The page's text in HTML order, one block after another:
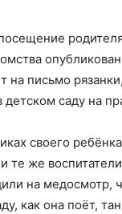
на письмо
саду на
своего
те же
на медосмотр,
как она поёт,